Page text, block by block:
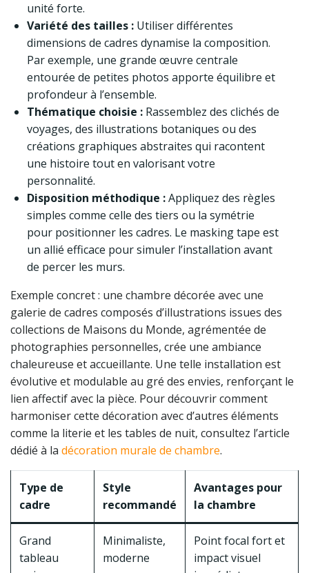
unité forte.
Variété des tailles : Utiliser différentes
dimensions de cadres dynamise la composition.
Par exemple, une grande œuvre centrale
entourée de petites photos apporte équilibre et
profondeur à l’ensemble.
Thématique choisie : Rassemblez des clichés de
voyages, des illustrations botaniques ou des
créations graphiques abstraites qui racontent
une histoire tout en valorisant votre
personnalité.
Disposition méthodique :Appliquez des règles
simples comme celle des tiers ou la symétrie
pour positionner les cadres. Le masking tape est
un allié efficace pour simuler l’installation avant
de percer les murs.
Exemple concret : une chambre décorée avec une
galerie de cadres composés d’illustrations issues des
collections de Maisons du Monde, agrémentée de
photographies personnelles, crée une ambiance
chaleureuse et accueillante. Une telle installation est
évolutive et modulable au gré des envies, renforçant le
lien affectif avec la pièce. Pour découvrir comment
harmoniser cette décoration avec d’autres éléments
comme la literie et les tables de nuit, consultez l’article
dédié à la décoration murale de chambre.
Type de
cadre
Style
recommandé
Avantages pour
la chambre
Grand
tableau
Minimaliste,
moderne
Point focal fort et
impact visuel